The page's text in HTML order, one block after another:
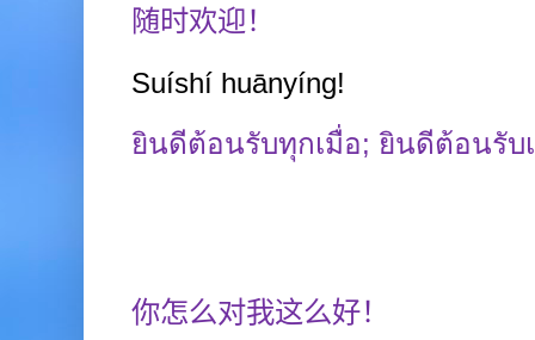
随时欢迎！
Suíshí huānyíng!
ยินดีต้อนรับทุกเมื่อ; ยินดีต้อนรับ
你怎么对我这么好！